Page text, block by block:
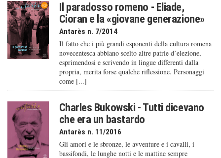
Il paradosso romeno - Eliade,
Cioran e la «giovane generazione»
Antarès n. 7/2014
Il fatto che i più grandi esponenti della cultura romena
novecentesca abbiano scelto altre patrie d’elezione,
esprimendosi e scrivendo in lingue differenti dalla
propria, merita forse qualche riflessione. Personaggi
come [...]
Charles Bukowski - Tutti dicevano
che era un bastardo
Antarès n. 11/2016
Gli amori e le sbronze, le avventure e i cavalli, i
bassifondi, le lunghe notti e le mattine sempre